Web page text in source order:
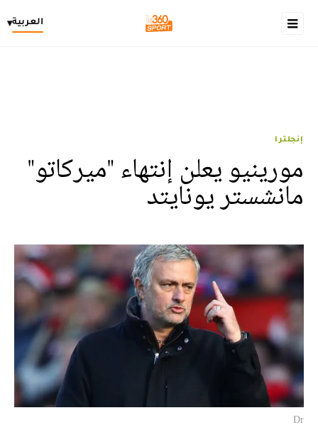
العربية▾
إنجلترا
مورينيو يعلن إنتهاء "ميركاتو"
مانشستر يونايتد
Dr